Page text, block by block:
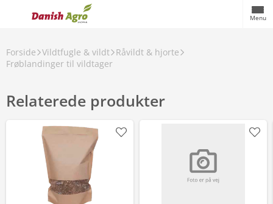
Menu
Forside Vildtfugle & vildt Råvildt & hjorte
Frøblandinger til vildtager
Relaterede produkter